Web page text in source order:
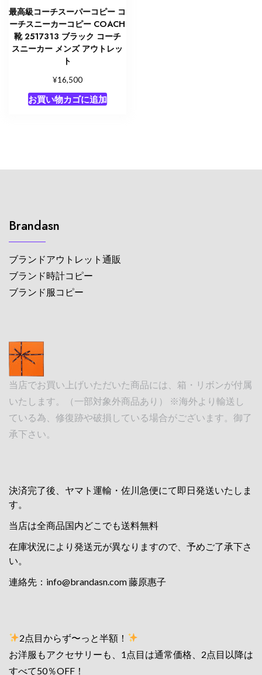
最高級コーチスーパーコピー コ
ーチスニーカーコピー COACH
靴 2517313 ブラック コーチ
スニーカー メンズ アウトレッ
ト
¥16,500
お買い物カゴに追加
Brandasn
ブランドアウトレット通販
ブランド時計コピー
ブランド服コピー
当店でお買い上げいただいた商品には、箱・リボンが付属
いたします。（一部対象外商品あり） ※海外より輸送し
ている為、修復跡や破損している場合がございます。御了
承下さい。
決済完了後、ヤマト運輸・佐川急便にて即日発送いたしま
す。
当店は全商品国内どこでも送料無料
在庫状況により発送元が異なりますので、予めご了承下さ
い。
連絡先： info@brandasn.com藤原惠子
2点目からず〜っと半額！
お洋服もアクセサリーも、1点目は通常価格、2点目以降は
すべて50％OFF！